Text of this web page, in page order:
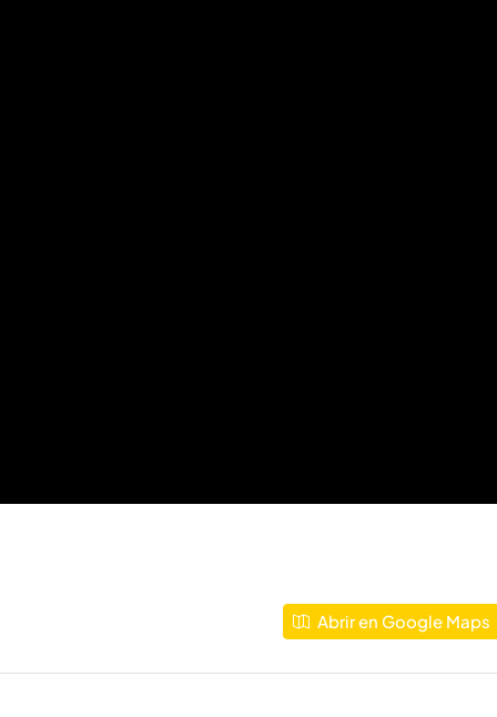
Abrir en Google Maps